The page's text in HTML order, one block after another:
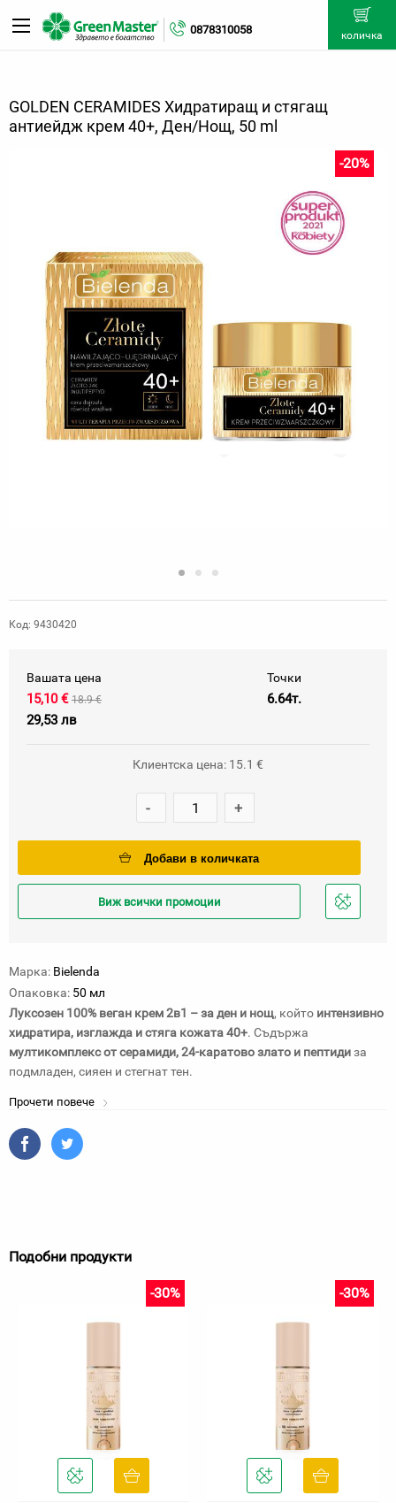
0878310058 количка
GOLDEN CERAMIDES Хидратиращ и стягащ
антиейдж крем 40+, Ден/Нощ, 50 ml
-20%
Код: 9430420
Вашата цена
15,10 € 18.9 €
29,53 лв
Точки
6.64т.
Клиентска цена: 15.1 €
- +
Добави в количката
Виж всички промоции
Добави
Марка: Bielenda
Опаковка: 50 мл
Луксозен 100% веган крем 2в1 – за ден и нощ, който интензивно
хидратира, изглажда и стяга кожата 40+. Съдържа
мултикомплекс отсерамиди, 24-каратово злато и пептидиза
подмладен, сияен и стегнат тен.
Прочети повече
Подобни продукти
-30% -30%